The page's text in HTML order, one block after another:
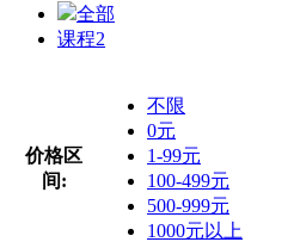
全部
课程2
价格区
间:
不限
0元
1-99元
100-499元
500-999元
1000元以上